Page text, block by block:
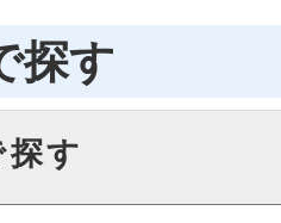
探す
す